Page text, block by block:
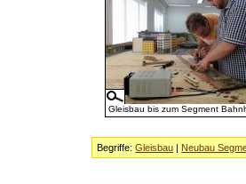
Gleisbau bis zum Segment
Begriffe:Gleisbau | Neubau